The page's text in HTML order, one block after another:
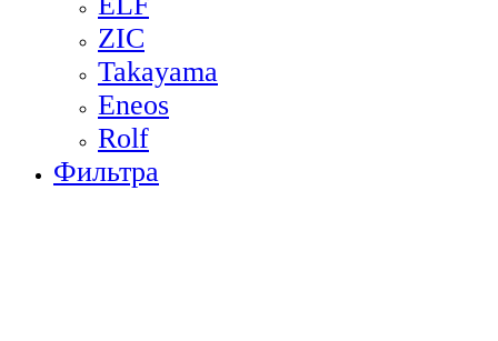
ZIC
Takayama
Eneos
Rolf
Фильтра